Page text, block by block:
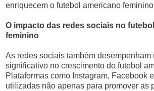
enriquecem o futebol americano
O impacto das redes sociais no
feminino
As redes sociais também desempenham
significativo no crescimento do futebol
Plataformas como Instagram, Facebook
utilizadas não apenas para promover as